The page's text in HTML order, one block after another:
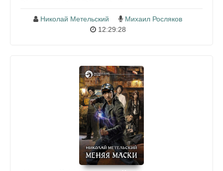
Николай Метельский
Михаил Росляков
12:29:28